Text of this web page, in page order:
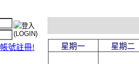
帳號註冊!
星期一 星期二